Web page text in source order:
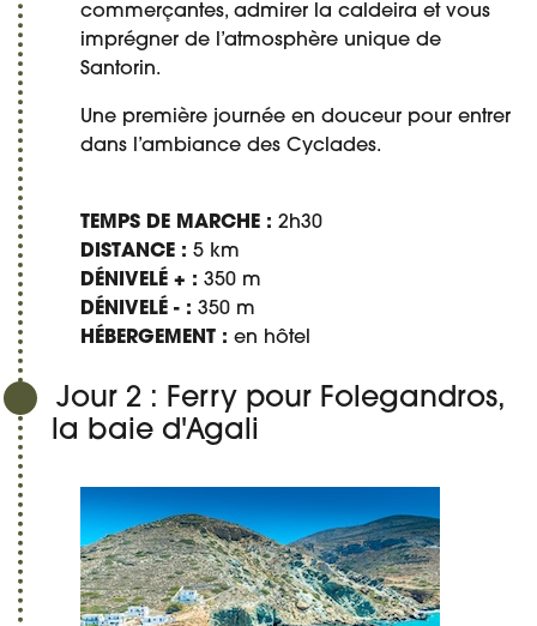
commerçantes, admirer la caldeira et vous
imprégner de l’atmosphère unique de
Santorin.
Une première journée en douceur pour entrer
dans l’ambiance des Cyclades.
TEMPS DE MARCHE : 2h30
DISTANCE : 5 km
DÉNIVELÉ + : 350 m
DÉNIVELÉ - : 350 m
HÉBERGEMENT : en hôtel
Jour 2 : Ferry pour Folegandros,
la baie d'Agali